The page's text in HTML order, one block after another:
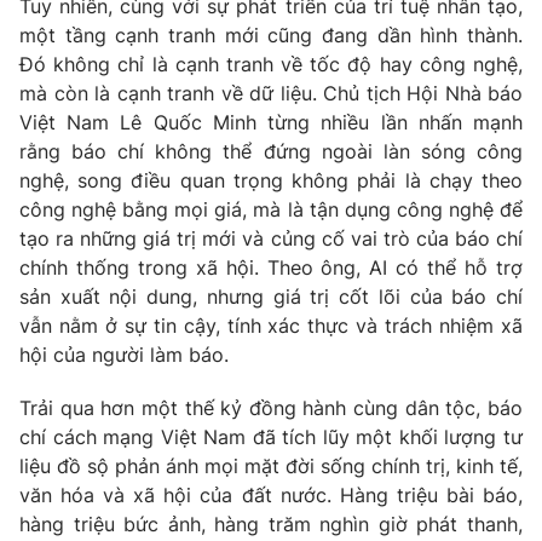
Tuy nhiên, cùng với sự phát triển của trí tuệ nhân tạo,
một tầng cạnh tranh mới cũng đang dần hình thành.
Đó không chỉ là cạnh tranh về tốc độ hay công nghệ,
mà còn là cạnh tranh về dữ liệu. Chủ tịch Hội Nhà báo
Việt Nam Lê Quốc Minh từng nhiều lần nhấn mạnh
rằng báo chí không thể đứng ngoài làn sóng công
nghệ, song điều quan trọng không phải là chạy theo
công nghệ bằng mọi giá, mà là tận dụng công nghệ để
tạo ra những giá trị mới và củng cố vai trò của báo chí
chính thống trong xã hội. Theo ông, AI có thể hỗ trợ
sản xuất nội dung, nhưng giá trị cốt lõi của báo chí
vẫn nằm ở sự tin cậy, tính xác thực và trách nhiệm xã
hội của người làm báo.
Trải qua hơn một thế kỷ đồng hành cùng dân tộc, báo
chí cách mạng Việt Nam đã tích lũy một khối lượng tư
liệu đồ sộ phản ánh mọi mặt đời sống chính trị, kinh tế,
văn hóa và xã hội của đất nước. Hàng triệu bài báo,
hàng triệu bức ảnh, hàng trăm nghìn giờ phát thanh,